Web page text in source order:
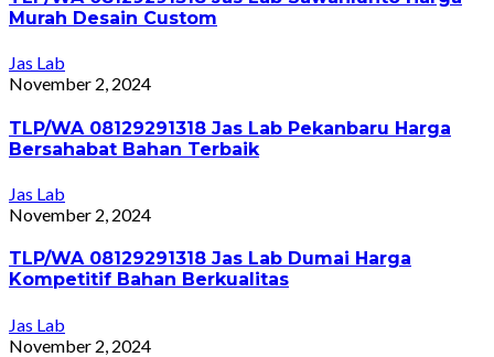
Murah Desain Custom
Jas Lab
November 2, 2024
TLP/WA 08129291318 Jas Lab Pekanbaru Harga
Bersahabat Bahan Terbaik
Jas Lab
November 2, 2024
TLP/WA 08129291318 Jas Lab Dumai Harga
Kompetitif Bahan Berkualitas
Jas Lab
November 2, 2024